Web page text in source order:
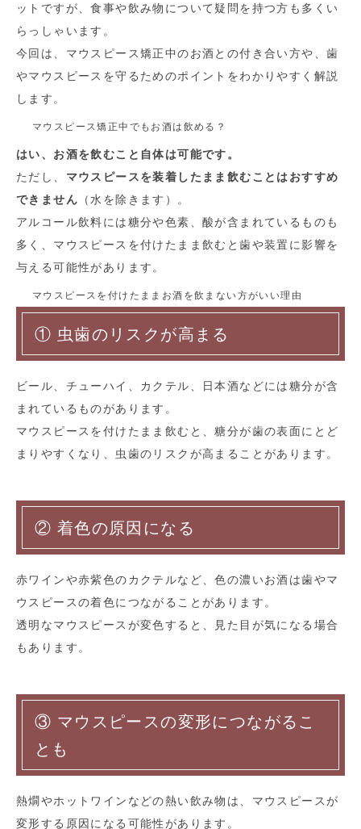
ットですが、食事や飲み物について疑問を持つ方も多くい
らっしゃいます。
今回は、マウスピース矯正中のお酒との付き合い方や、歯
やマウスピースを守るためのポイントをわかりやすく解説
します。
マウスピース矯正中でもお酒は飲める？
はい、お酒を飲むこと自体は可能です。
ただし、 マウスピースを装着したまま飲むことはおすすめ
できません （水を除きます）。
アルコール飲料には糖分や色素、酸が含まれているものも
多く、マウスピースを付けたまま飲むと歯や装置に影響を
与える可能性があります。
マウスピースを付けたままお酒を飲まない方がいい理由
① 虫歯のリスクが高まる
ビール、チューハイ、カクテル、日本酒などには糖分が含
まれているものがあります。
マウスピースを付けたまま飲むと、糖分が歯の表面にとど
まりやすくなり、虫歯のリスクが高まることがあります。
② 着色の原因になる
赤ワインや赤紫色のカクテルなど、色の濃いお酒は歯やマ
ウスピースの着色につながることがあります。
透明なマウスピースが変色すると、見た目が気になる場合
もあります。
③ マウスピースの変形につながるこ
とも
熱燗やホットワインなどの熱い飲み物は、マウスピースが
変形する原因になる可能性があります。